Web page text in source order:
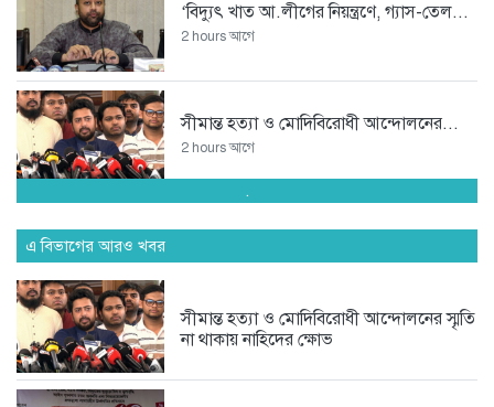
‘বিদ্যুৎ খাত আ.লীগের নিয়ন্ত্রণে, গ্যাস-তেল...
2 hours আগে
সীমান্ত হত্যা ও মোদিবিরোধী আন্দোলনের...
2 hours আগে
উখিয়ার রোহিঙ্গা ক্যাম্পে ওয়াশরুম থেকে...
3 hours আগে
কক্সবাজারে সনাতনীদের সাথে বৈষম্য হচ্ছে
.
এ বিভাগের আরও খবর
সীমান্ত হত্যা ও মোদিবিরোধী আন্দোলনের স্মৃতি
না থাকায় নাহিদের ক্ষোভ